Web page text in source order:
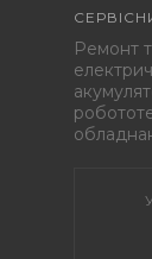
Ремонт